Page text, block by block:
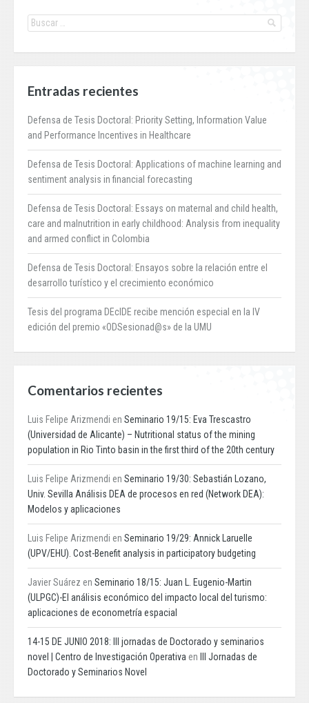
Entradas recientes
Defensa de Tesis Doctoral: Priority Setting, Information Value
and Performance Incentives in Healthcare
Defensa de Tesis Doctoral: Applications of machine learning and
sentiment analysis in financial forecasting
Defensa de Tesis Doctoral: Essays on maternal and child health,
care and malnutrition in early childhood: Analysis from inequality
and armed conflict in Colombia
Defensa de Tesis Doctoral: Ensayos sobre la relación entre el
desarrollo turístico y el crecimiento económico
Tesis del programa DEcIDE recibe mención especial en la IV
edición del premio «ODSesionad@s» de la UMU
Comentarios recientes
Luis Felipe Arizmendi en Seminario 19/15: Eva Trescastro
(Universidad de Alicante) – Nutritional status of the mining
population in Rio Tinto basin in the first third of the 20th century
Luis Felipe Arizmendi en Seminario 19/30: Sebastián Lozano,
Univ. Sevilla Análisis DEA de procesos en red (Network DEA):
Modelos y aplicaciones
Luis Felipe Arizmendi en Seminario 19/29: Annick Laruelle
(UPV/EHU). Cost-Benefit analysis in participatory budgeting
Javier Suárez en Seminario 18/15: Juan L. Eugenio-Martin
(ULPGC)-El análisis económico del impacto local del turismo:
aplicaciones de econometría espacial
14-15 DE JUNIO 2018: III jornadas de Doctorado y seminarios
novel | Centro de Investigación Operativa en
III Jornadas de
Doctorado y Seminarios Novel